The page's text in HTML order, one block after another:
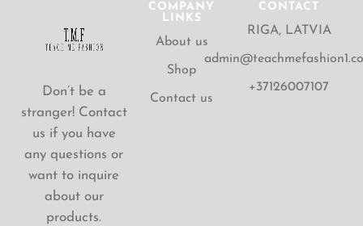
Don’t be a
stranger! Contact
us if you have
any questions or
want to inquire
about our
products.
COMPANY
LINKS
About us
Shop
Contact us
CONTACT
RIGA, LATVIA
+37126007107